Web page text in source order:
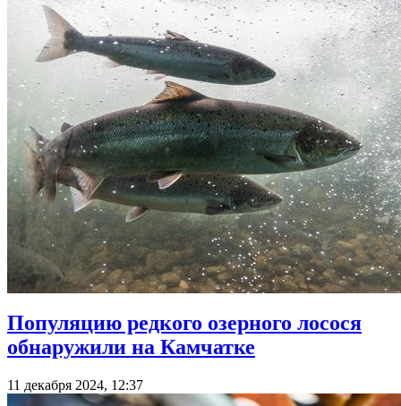
Популяцию редкого озерного лосося
обнаружили на Камчатке
11 декабря 2024, 12:37